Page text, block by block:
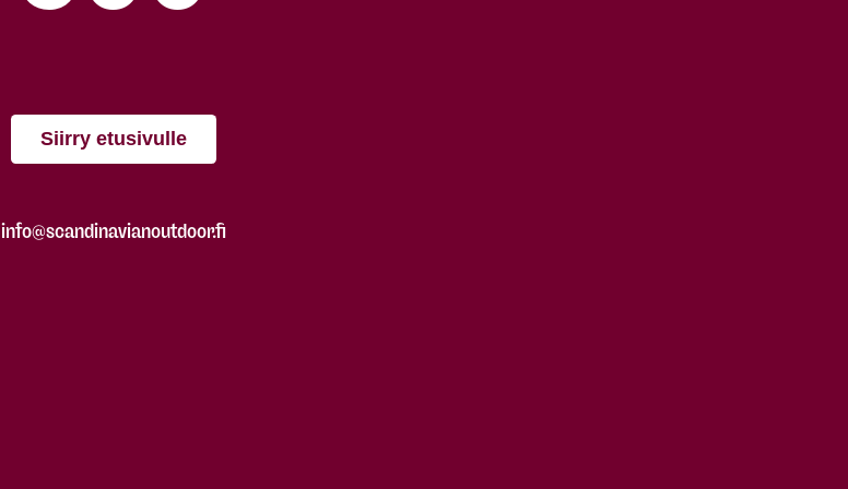
Siirry etusivulle
info@scandinavianoutdoor.fi